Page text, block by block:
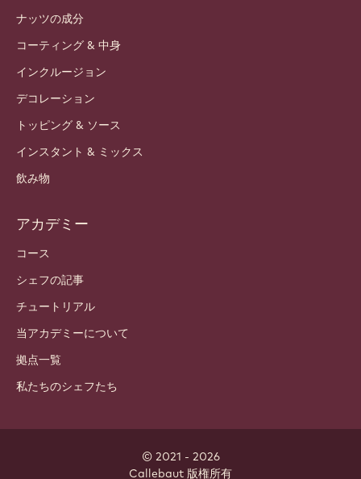
ナッツの成分
コーティング & 中身
インクルージョン
デコレーション
トッピング & ソース
インスタント & ミックス
飲み物
アカデミー
コース
シェフの記事
チュートリアル
当アカデミーについて
拠点一覧
私たちのシェフたち
© 2021 - 2026
Callebaut 版権所有